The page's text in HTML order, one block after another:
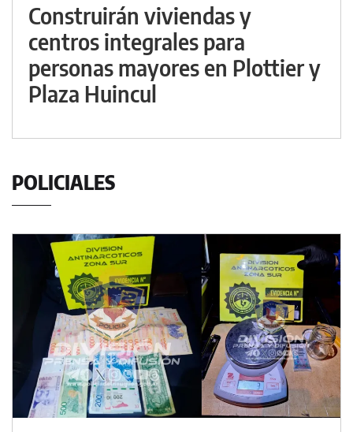
Construirán viviendas y
centros integrales para
personas mayores en Plottier y
Plaza Huincul
POLICIALES